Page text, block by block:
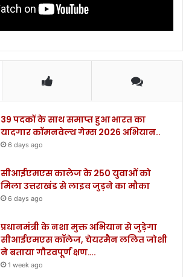
39 पदकों के साथ समाप्त हुआ भारत का
यादगार कॉमनवेल्थ गेम्स 2026 अभियान..
6 days ago
सीआईएमएस कालेज के 250 युवाओं को
मिला उत्तराखंड से लाइव जुड़ने का मौका
6 days ago
प्रधानमंत्री के नशा मुक्त अभियान से जुड़ेगा
सीआईएमएस कॉलेज, चेयरमैन ललित जोशी
ने बताया गौरवपूर्ण क्षण….
1 week ago